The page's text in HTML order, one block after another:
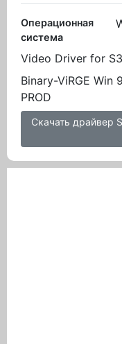
Операционная
система
Video Driver for
Binary-ViRGE Win
PROD
Скачать драйвер